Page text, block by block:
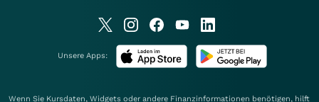
Unsere Apps:
Wenn Sie Kursdaten, Widgets oder andere Finanzinformationen benötigen, hilft